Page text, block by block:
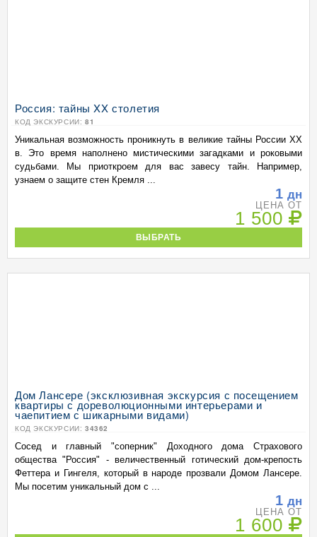
Россия: тайны XX столетия
КОД ЭКСКУРСИИ: 81
Уникальная возможность проникнуть в великие тайны России XX
в. Это время наполнено мистическими загадками и роковыми
судьбами. Мы приоткроем для вас завесу тайн. Например,
узнаем о защите стен Кремля ...
1 дн
ЦЕНА ОТ
1 500
ВЫБРАТЬ
Дом Лансере (эксклюзивная экскурсия с посещением
квартиры с дореволюционными интерьерами и
чаепитием с шикарными видами)
КОД ЭКСКУРСИИ: 34362
Сосед и главный "соперник" Доходного дома Страхового
общества "Россия" - величественный готический дом-крепость
Феттера и Гингеля, который в народе прозвали Домом Лансере.
Мы посетим уникальный дом с ...
1 дн
ЦЕНА ОТ
1 600